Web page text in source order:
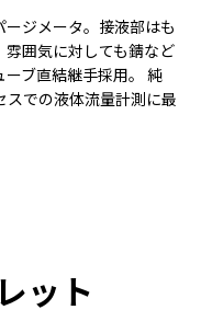
ジメータ。接液部はも
囲気に対しても錆など
ーブ直結継手採用。 純
での液体流量計測に最
ット